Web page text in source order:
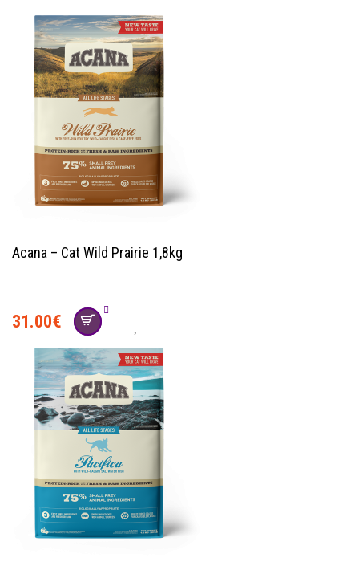
Acana – Cat Wild Prairie 1,8kg
31.00€